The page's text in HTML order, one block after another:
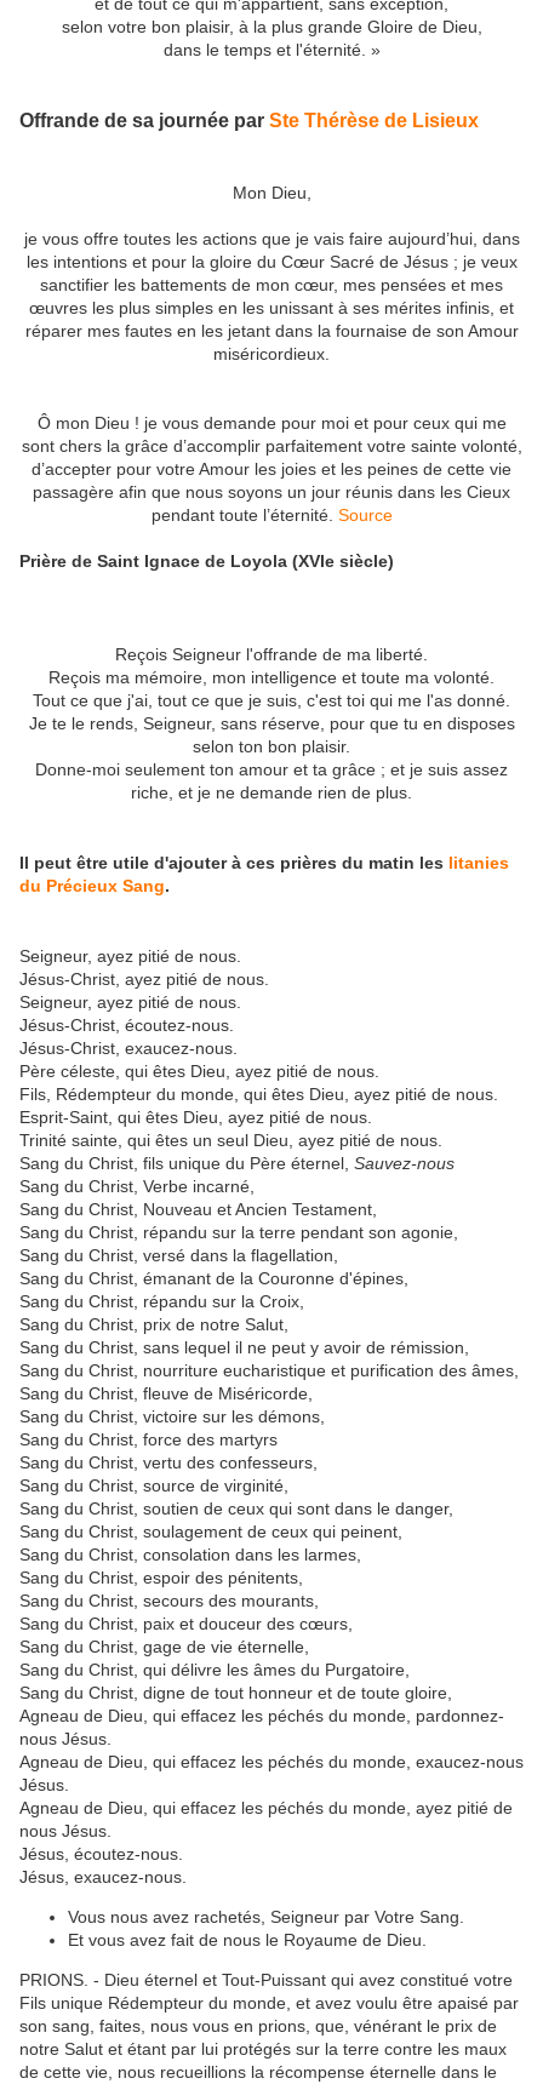
selon votre bon plaisir, à la plus grande Gloire de Dieu,
dans le temps et l'éternité. »
Offrande de sa journée par Ste Thérèse de Lisieux
Mon Dieu,
je vous offre toutes les actions que je vais faire aujourd’hui, dans
les intentions et pour la gloire du Cœur Sacré de Jésus ; je veux
sanctifier les battements de mon cœur, mes pensées et mes
œuvres les plus simples en les unissant à ses mérites infinis, et
réparer mes fautes en les jetant dans la fournaise de son Amour
miséricordieux.
Ô mon Dieu ! je vous demande pour moi et pour ceux qui me
sont chers la grâce d’accomplir parfaitement votre sainte volonté,
d’accepter pour votre Amour les joies et les peines de cette vie
passagère afin que nous soyons un jour réunis dans les Cieux
pendant toute l’éternité. Source
Prière de Saint Ignace de Loyola (XVIe siècle)
Reçois Seigneur l'offrande de ma liberté.
Reçois ma mémoire, mon intelligence et toute ma volonté.
Tout ce que j'ai, tout ce que je suis, c'est toi qui me l'as donné.
Je te le rends, Seigneur, sans réserve, pour que tu en disposes
selon ton bon plaisir.
Donne-moi seulement ton amour et ta grâce ; et je suis assez
riche, et je ne demande rien de plus.
Il peut être utile d'ajouter à ces prières du matin les litanies
du Précieux Sang.
Seigneur, ayez pitié de nous.
Jésus-Christ, ayez pitié de nous.
Seigneur, ayez pitié de nous.
Jésus-Christ, écoutez-nous.
Jésus-Christ, exaucez-nous.
Père céleste, qui êtes Dieu, ayez pitié de nous.
Fils, Rédempteur du monde, qui êtes Dieu, ayez pitié de nous.
Esprit-Saint, qui êtes Dieu, ayez pitié de nous.
Trinité sainte, qui êtes un seul Dieu, ayez pitié de nous.
Sang du Christ, fils unique du Père éternel, Sauvez-nous
Sang du Christ, Verbe incarné,
Sang du Christ, Nouveau et Ancien Testament,
Sang du Christ, répandu sur la terre pendant son agonie,
Sang du Christ, versé dans la flagellation,
Sang du Christ, émanant de la Couronne d'épines,
Sang du Christ, répandu sur la Croix,
Sang du Christ, prix de notre Salut,
Sang du Christ, sans lequel il ne peut y avoir de rémission,
Sang du Christ, nourriture eucharistique et purification des âmes,
Sang du Christ, fleuve de Miséricorde,
Sang du Christ, victoire sur les démons,
Sang du Christ, force des martyrs
Sang du Christ, vertu des confesseurs,
Sang du Christ, source de virginité,
Sang du Christ, soutien de ceux qui sont dans le danger,
Sang du Christ, soulagement de ceux qui peinent,
Sang du Christ, consolation dans les larmes,
Sang du Christ, espoir des pénitents,
Sang du Christ, secours des mourants,
Sang du Christ, paix et douceur des cœurs,
Sang du Christ, gage de vie éternelle,
Sang du Christ, qui délivre les âmes du Purgatoire,
Sang du Christ, digne de tout honneur et de toute gloire,
Agneau de Dieu, qui effacez les péchés du monde, pardonnez-
nous Jésus.
Agneau de Dieu, qui effacez les péchés du monde, exaucez-nous
Jésus.
Agneau de Dieu, qui effacez les péchés du monde, ayez pitié de
nous Jésus.
Jésus, écoutez-nous.
Jésus, exaucez-nous.
Vous nous avez rachetés, Seigneur par Votre Sang.
Et vous avez fait de nous le Royaume de Dieu.
PRIONS. - Dieu éternel et Tout-Puissant qui avez constitué votre
Fils unique Rédempteur du monde, et avez voulu être apaisé par
son sang, faites, nous vous en prions, que, vénérant le prix de
notre Salut et étant par lui protégés sur la terre contre les maux
de cette vie, nous recueillions la récompense éternelle dans le